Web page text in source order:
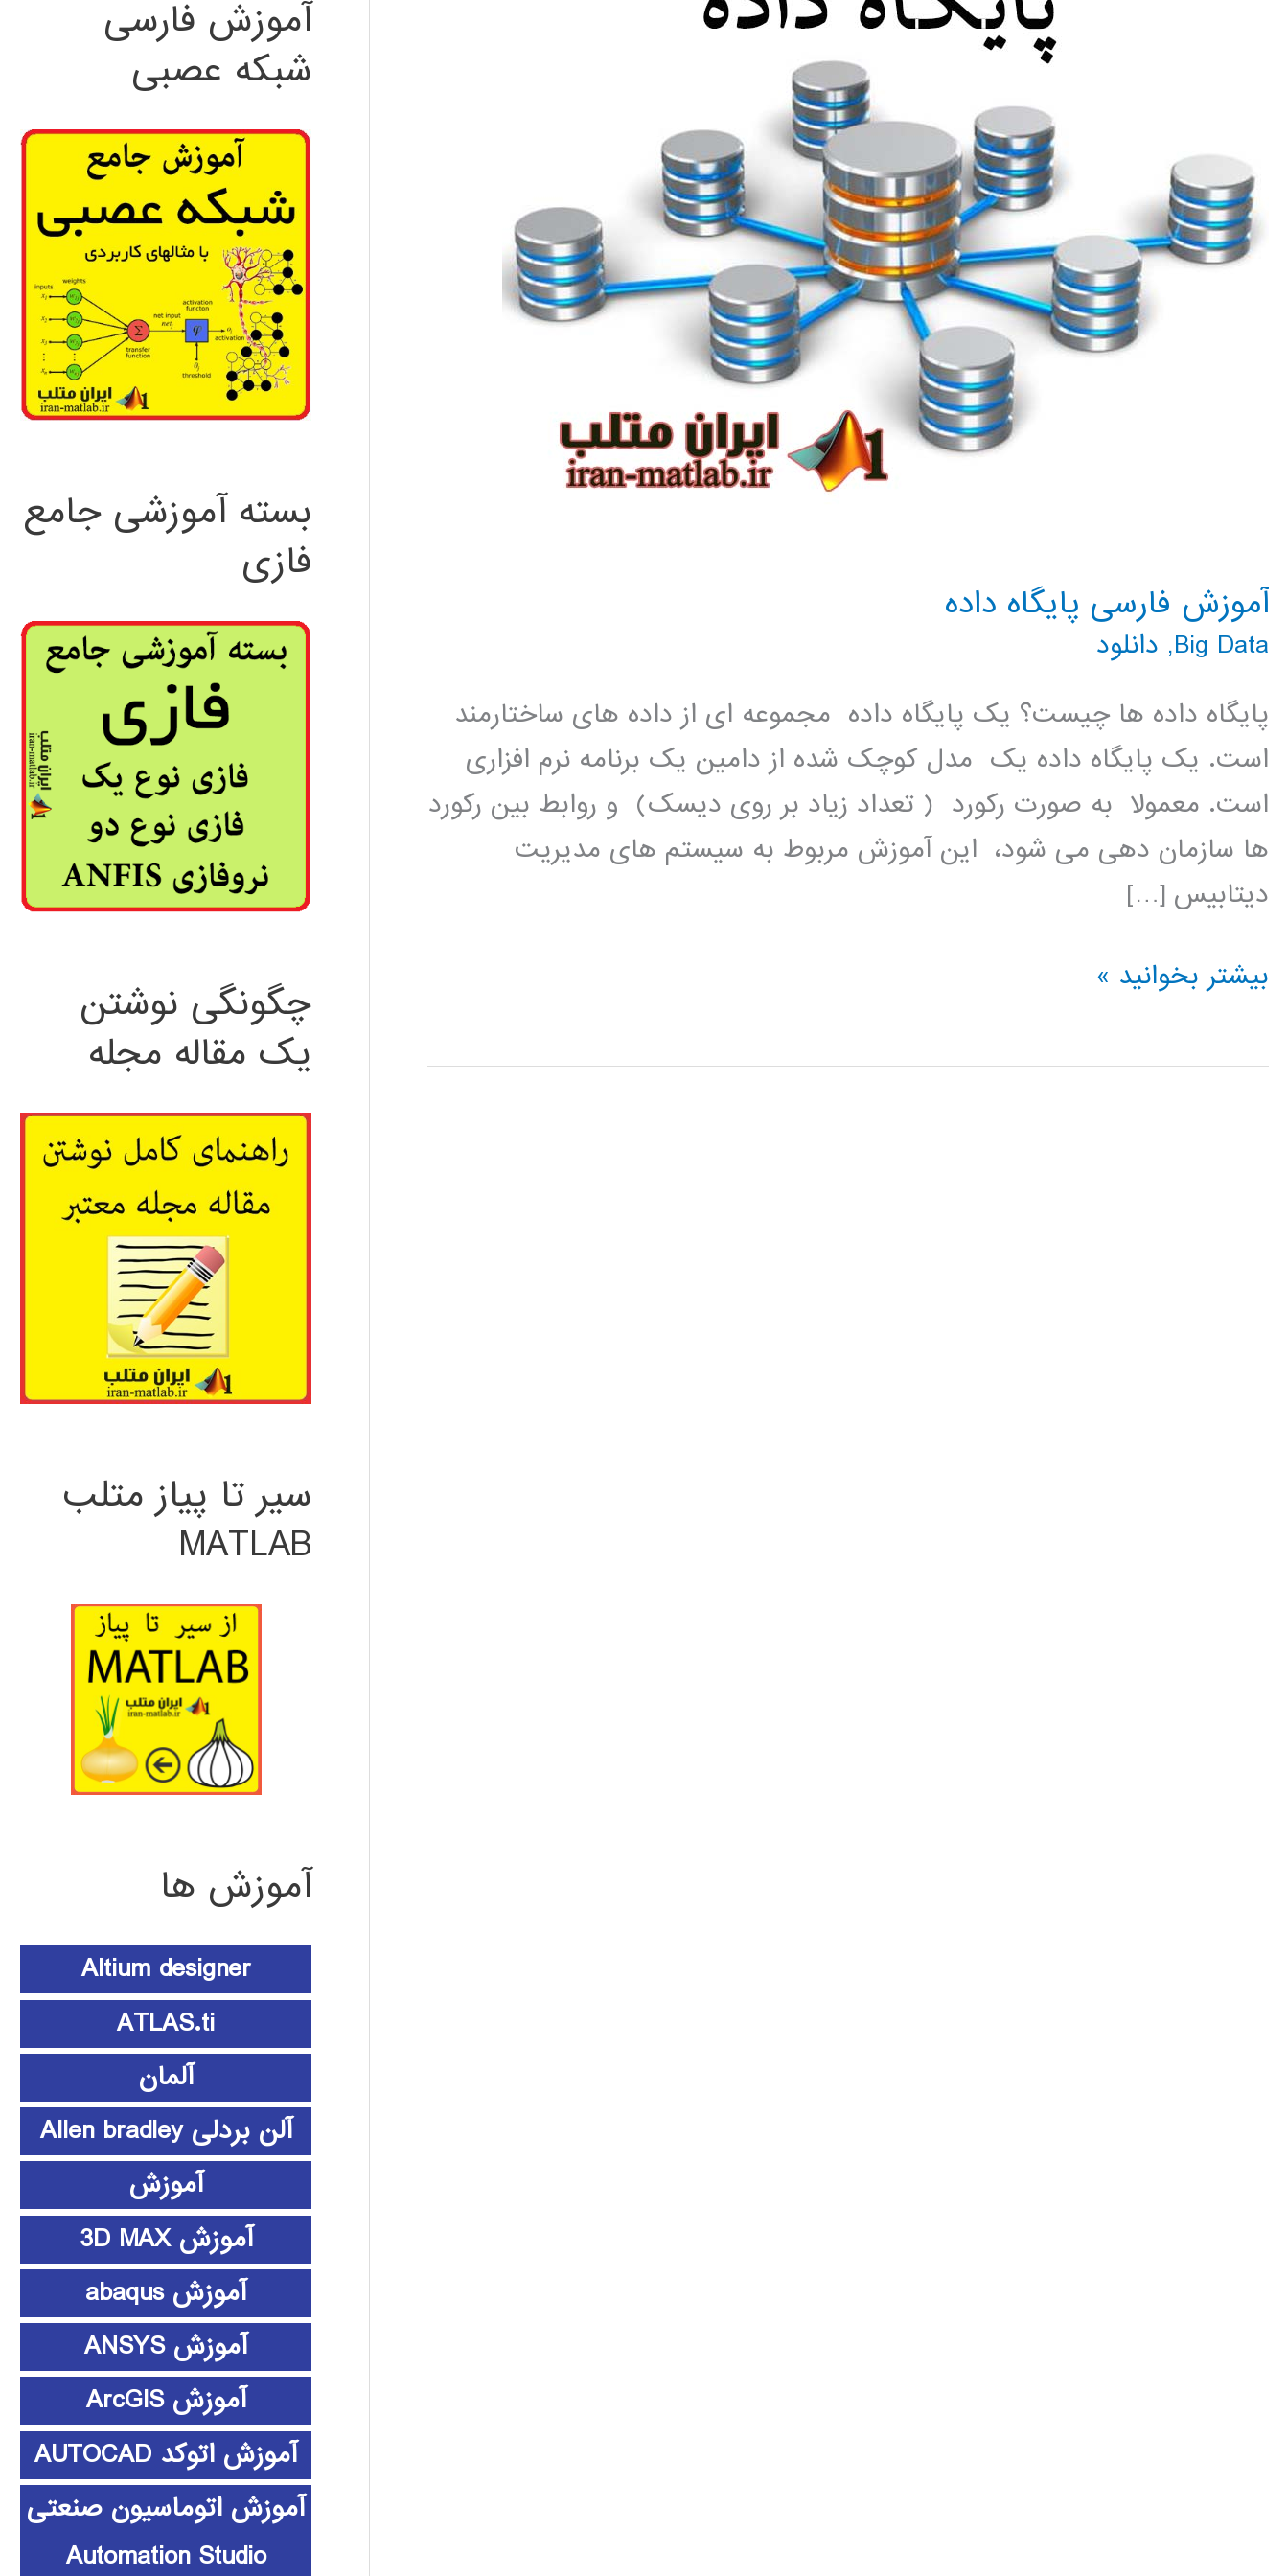
آموزش فارسی پایگاه داده
Big Data
, دانلود
پایگاه داده ها چیست؟ یک پایگاه داده مجموعه ای از داده های ساختارمند
است. یک پایگاه داده یک مدل کوچک شده از دامین یک برنامه نرم افزاری
است. معمولا به صورت رکورد ( تعداد زیاد بر روی دیسک) و روابط بین رکورد
ها سازمان دهی می شود، این آموزش مربوط به سیستم های مدیریت
دیتابیس […]
آموزش
پایگاه
بیشتر بخوانید »
آموزش فارسی
شبکه عصبی
بسته آموزشی جامع
فازی
چگونگی نوشتن
یک مقاله مجله
سیر تا پیاز متلب
MATLAB
آموزش ها
Altium designer
ATLAS.ti
آلمان
آلن بردلی Allen bradley
آموزش
آموزش 3D MAX
آموزش abaqus
آموزش ANSYS
آموزش ArcGIS
آموزش اتوکد AUTOCAD
آموزش اتوماسیون صنعتی
Automation Studio